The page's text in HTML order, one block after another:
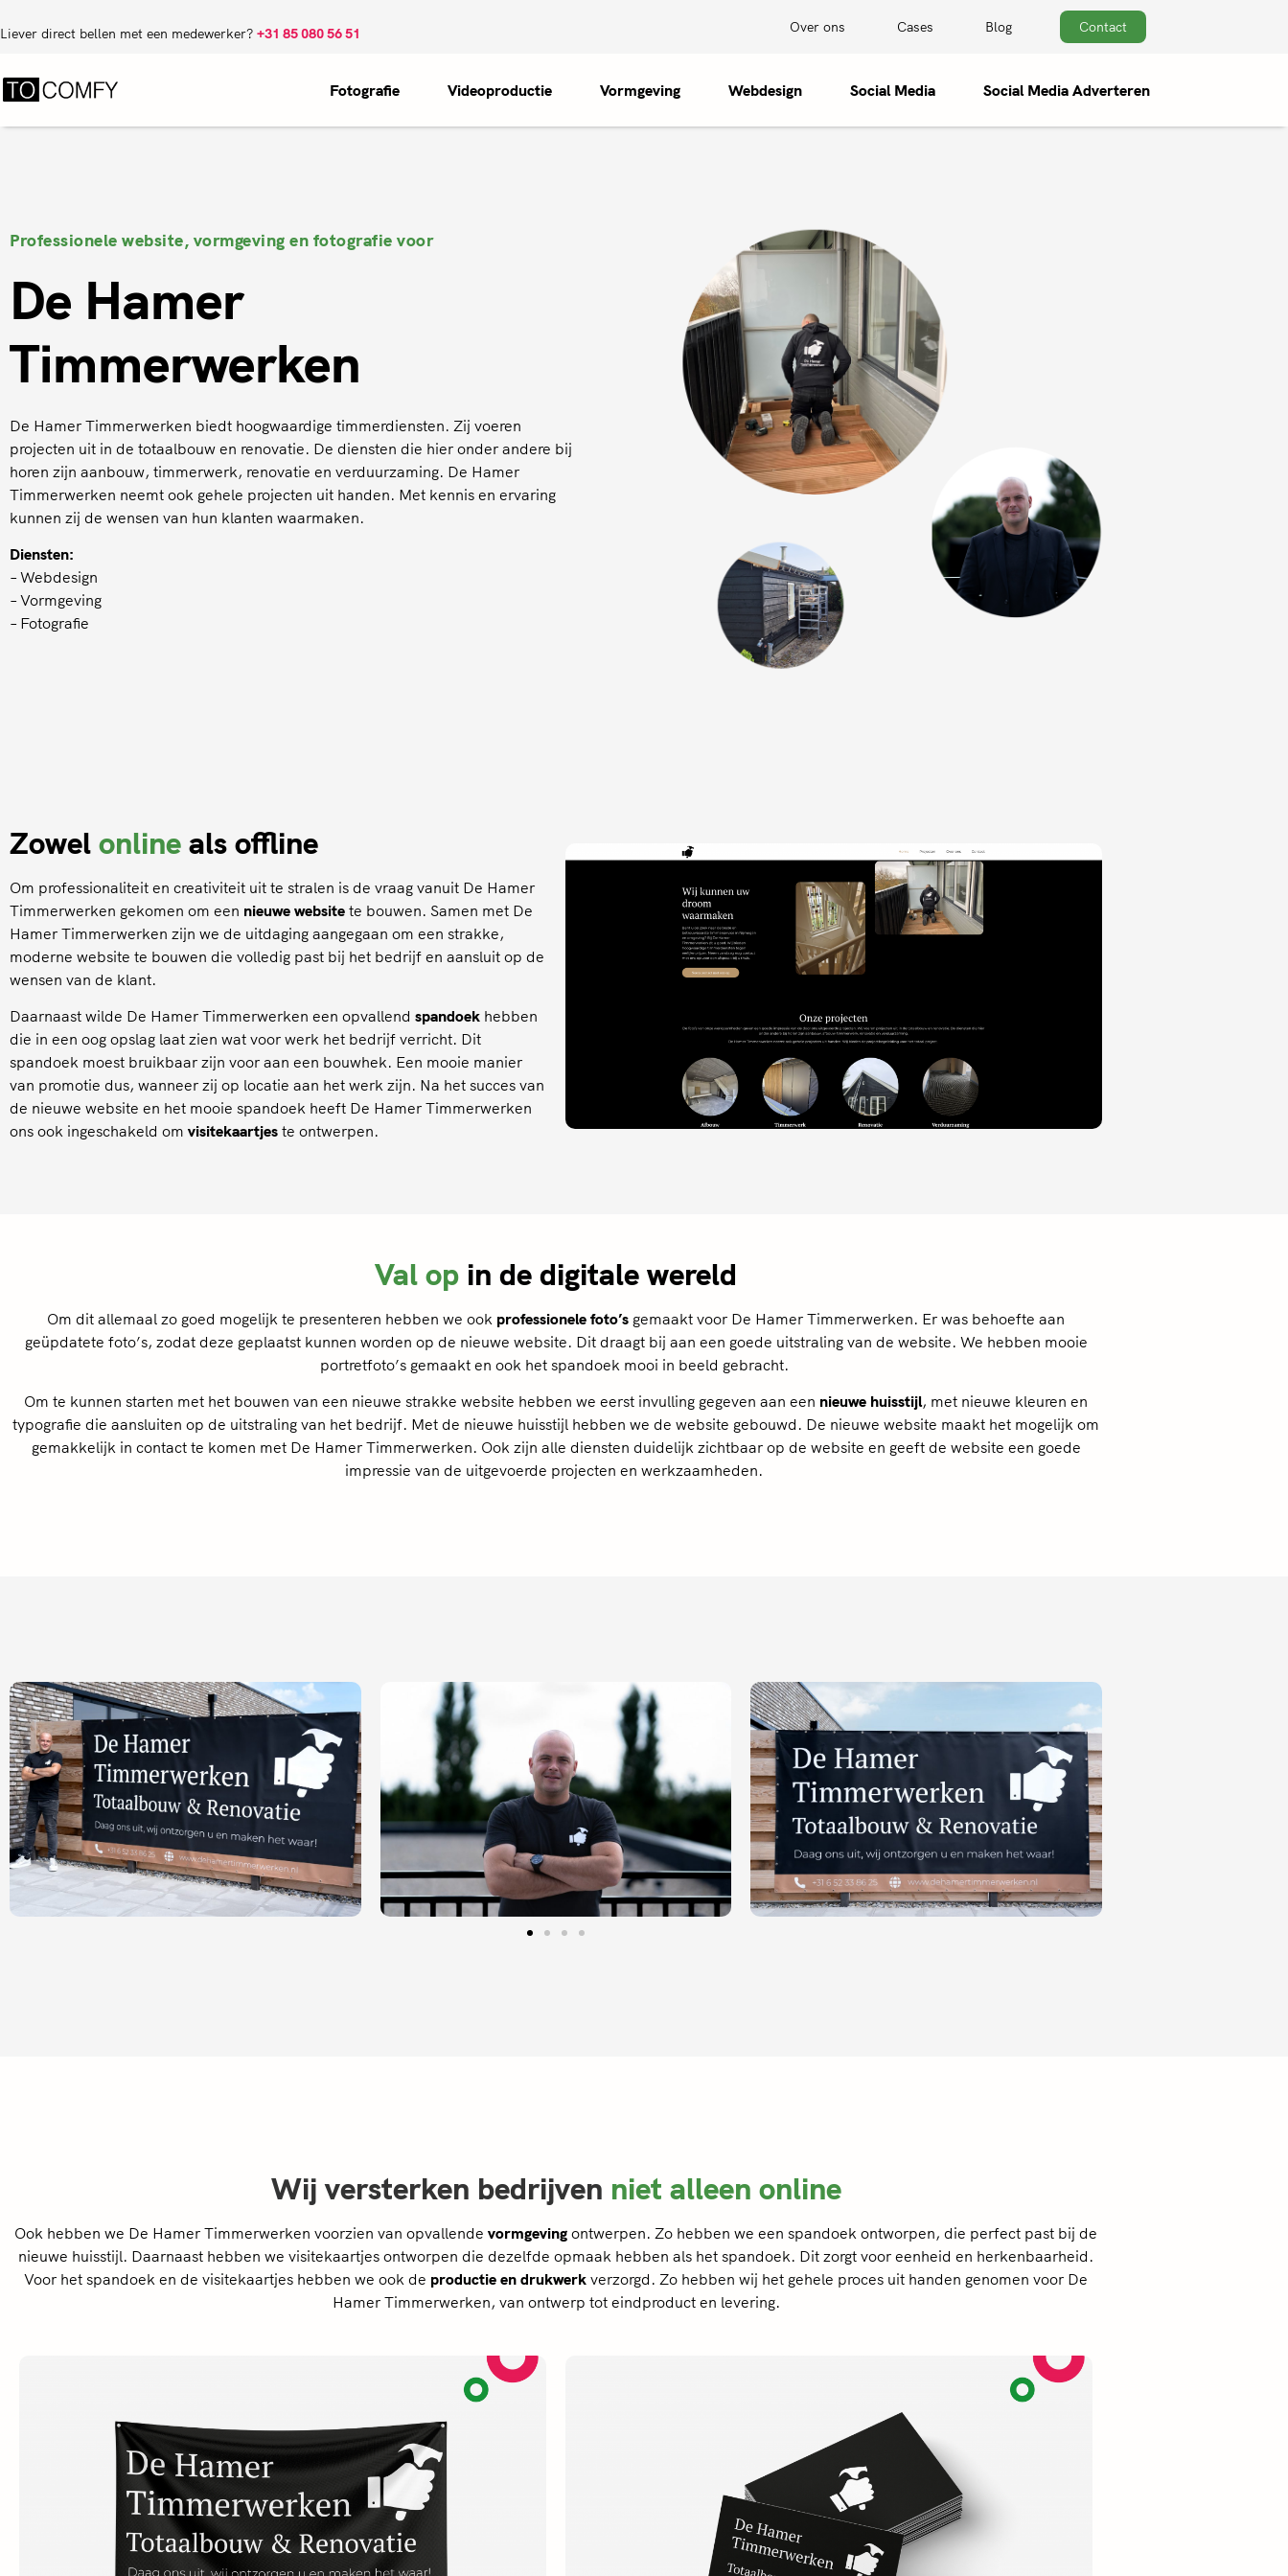
Liever direct bellen met een medewerker? +31 85 080 56 51 Over ons Cases Blog Contact
Fotografie Videoproductie Vormgeving Webdesign Social Media Social Media Adverteren
Professionele website, vormgeving en fotografie voor
De Hamer
Timmerwerken
De Hamer Timmerwerken biedt hoogwaardige timmerdiensten. Zij voeren
projecten uit in de totaalbouw en renovatie. De diensten die hier onder andere bij
horen zijn aanbouw, timmerwerk, renovatie en verduurzaming. De Hamer
Timmerwerken neemt ook gehele projecten uit handen. Met kennis en ervaring
kunnen zij de wensen van hun klanten waarmaken.
Diensten:
– Webdesign
– Vormgeving
– Fotografie
Zowel online als offline
Om professionaliteit en creativiteit uit te stralen is de vraag vanuit De Hamer
Timmerwerken gekomen om een nieuwe website te bouwen. Samen met De
Hamer Timmerwerken zijn we de uitdaging aangegaan om een strakke,
moderne website te bouwen die volledig past bij het bedrijf en aansluit op de
wensen van de klant.
Daarnaast wilde De Hamer Timmerwerken een opvallend spandoek hebben
die in een oog opslag laat zien wat voor werk het bedrijf verricht. Dit
spandoek moest bruikbaar zijn voor aan een bouwhek. Een mooie manier
van promotie dus, wanneer zij op locatie aan het werk zijn. Na het succes van
de nieuwe website en het mooie spandoek heeft De Hamer Timmerwerken
ons ook ingeschakeld om visitekaartjes te ontwerpen.
Val op in de digitale wereld
Om dit allemaal zo goed mogelijk te presenteren hebben we ook professionele foto’s gemaakt voor De Hamer Timmerwerken. Er was behoefte aan
geüpdatete foto’s, zodat deze geplaatst kunnen worden op de nieuwe website. Dit draagt bij aan een goede uitstraling van de website. We hebben mooie
portretfoto’s gemaakt en ook het spandoek mooi in beeld gebracht.
Om te kunnen starten met het bouwen van een nieuwe strakke website hebben we eerst invulling gegeven aan een nieuwe huisstijl, met nieuwe kleuren en
typografie die aansluiten op de uitstraling van het bedrijf. Met de nieuwe huisstijl hebben we de website gebouwd. De nieuwe website maakt het mogelijk om
gemakkelijk in contact te komen met De Hamer Timmerwerken. Ook zijn alle diensten duidelijk zichtbaar op de website en geeft de website een goede
impressie van de uitgevoerde projecten en werkzaamheden.
Wij versterken bedrijven niet alleen online
Ook hebben we De Hamer Timmerwerken voorzien van opvallende vormgeving ontwerpen. Zo hebben we een spandoek ontworpen, die perfect past bij de
nieuwe huisstijl. Daarnaast hebben we visitekaartjes ontworpen die dezelfde opmaak hebben als het spandoek. Dit zorgt voor eenheid en herkenbaarheid.
Voor het spandoek en de visitekaartjes hebben we ook de productie en drukwerk verzorgd. Zo hebben wij het gehele proces uit handen genomen voor De
Hamer Timmerwerken, van ontwerp tot eindproduct en levering.